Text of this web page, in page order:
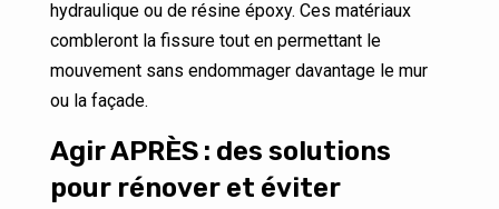
hydraulique ou de résine époxy. Ces matériaux
combleront la fissure tout en permettant le
mouvement sans endommager davantage le mur
ou la façade.
Agir APRÈS : des solutions
pour rénover et éviter